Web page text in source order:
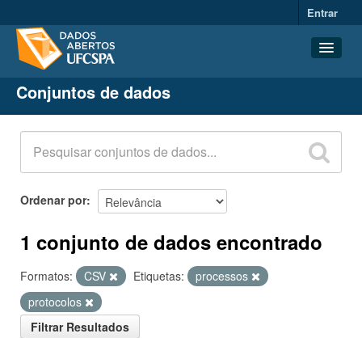
Entrar
Conjuntos de dados
Organizações
Grupos
Sobre
Conjuntos de dados
Ordenar por
1 conjunto de dados encontrado
Formatos: CSV Etiquetas:
processos
protocolos
Filtrar Resultados